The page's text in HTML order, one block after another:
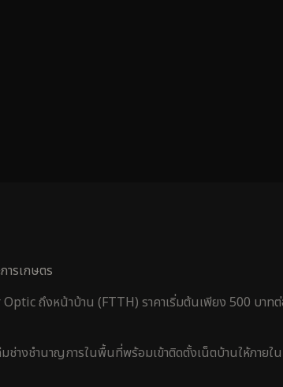
ารเกษตร
ถึงหน้าบ้าน (FTTH) ราคาเริ่มต้นเพียง 500 บาท
ช่างชำนาญการในพื้นที่พร้อมเข้าติดตั้งเน็ตบ้านให้ภายใน